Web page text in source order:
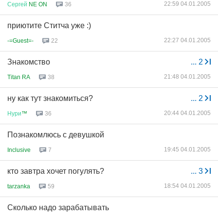
Сергей NE ON 36 22:59 04.01.2005
приютите Ститча уже :)
-=Guest=- 22 22:27 04.01.2005
... 2
Знакомство
Titan RA 38 21:48 04.01.2005
... 2
ну как тут знакомиться?
Нури™ 36 20:44 04.01.2005
Познакомлюсь с девушкой
Inclusive 7 19:45 04.01.2005
... 3
кто завтра хочет погулять?
tarzanka 59 18:54 04.01.2005
Сколько надо зарабатывать